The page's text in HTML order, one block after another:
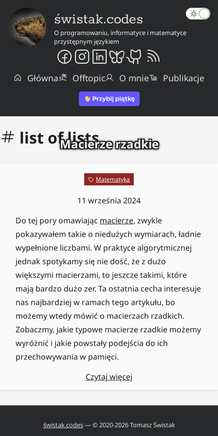
świstak.codes
O programowaniu, informatyce i matematyce
przystępnym językiem
Główna Offtopic O mnie Publikacje
list of listsMacierze rzadkie
Matematyka
11 września 2024
Do tej pory omawiając macierze, zwykle
pokazywałem takie o niedużych wymiarach, ładnie
wypełnione liczbami. W praktyce algorytmicznej
jednak spotykamy się nie dość, że z dużo
większymi macierzami, to jeszcze takimi, które
mają bardzo dużo zer. Ta ostatnia cecha interesuje
nas najbardziej w ramach tego artykułu, bo
możemy wtedy mówić o macierzach rzadkich.
Zobaczmy, jakie typowe macierze rzadkie możemy
wyróżnić i jakie powstały podejścia do ich
przechowywania w pamięci.
Czytaj więcej
świstak.codes— © 2020-2026Tomasz Świstak